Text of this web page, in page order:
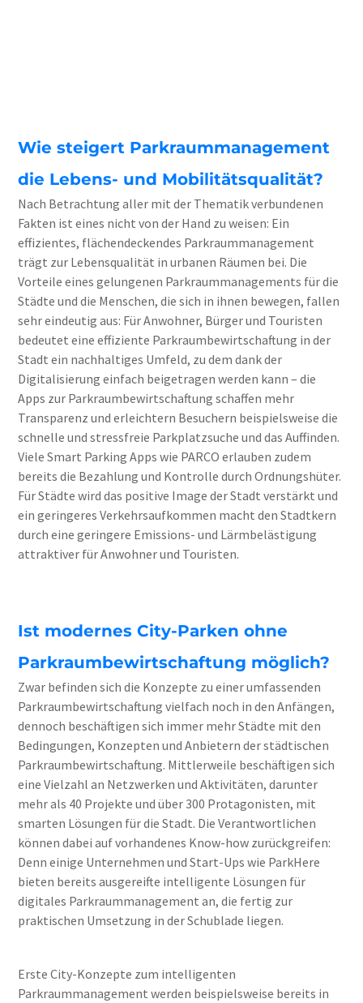
Wie steigert Parkraummanagement
die Lebens- und Mobilitätsqualität?
Nach Betrachtung aller mit der Thematik verbundenen
Fakten ist eines nicht von der Hand zu weisen: Ein
effizientes, flächendeckendes Parkraummanagement
trägt zur Lebensqualität in urbanen Räumen bei. Die
Vorteile eines gelungenen Parkraummanagements für die
Städte und die Menschen, die sich in ihnen bewegen, fallen
sehr eindeutig aus: Für Anwohner, Bürger und Touristen
bedeutet eine effiziente Parkraumbewirtschaftung in der
Stadt ein nachhaltiges Umfeld, zu dem dank der
Digitalisierung einfach beigetragen werden kann – die
Apps zur Parkraumbewirtschaftung schaffen mehr
Transparenz und erleichtern Besuchern beispielsweise die
schnelle und stressfreie Parkplatzsuche und das Auffinden.
Viele Smart Parking Apps wie PARCO erlauben zudem
bereits die Bezahlung und Kontrolle durch Ordnungshüter.
Für Städte wird das positive Image der Stadt verstärkt und
ein geringeres Verkehrsaufkommen macht den Stadtkern
durch eine geringere Emissions- und Lärmbelästigung
attraktiver für Anwohner und Touristen.
Ist modernes City-Parken ohne
Parkraumbewirtschaftung möglich?
Zwar befinden sich die Konzepte zu einer umfassenden
Parkraumbewirtschaftung vielfach noch in den Anfängen,
dennoch beschäftigen sich immer mehr Städte mit den
Bedingungen, Konzepten und Anbietern der städtischen
Parkraumbewirtschaftung. Mittlerweile beschäftigen sich
eine Vielzahl an Netzwerken und Aktivitäten, darunter
mehr als 40 Projekte und über 300 Protagonisten, mit
smarten Lösungen für die Stadt. Die Verantwortlichen
können dabei auf vorhandenes Know-how zurückgreifen:
Denn einige Unternehmen und Start-Ups wie ParkHere
bieten bereits ausgereifte intelligente Lösungen für
digitales Parkraummanagement an, die fertig zur
praktischen Umsetzung in der Schublade liegen.
Erste City-Konzepte zum intelligenten
Parkraummanagement werden beispielsweise bereits in